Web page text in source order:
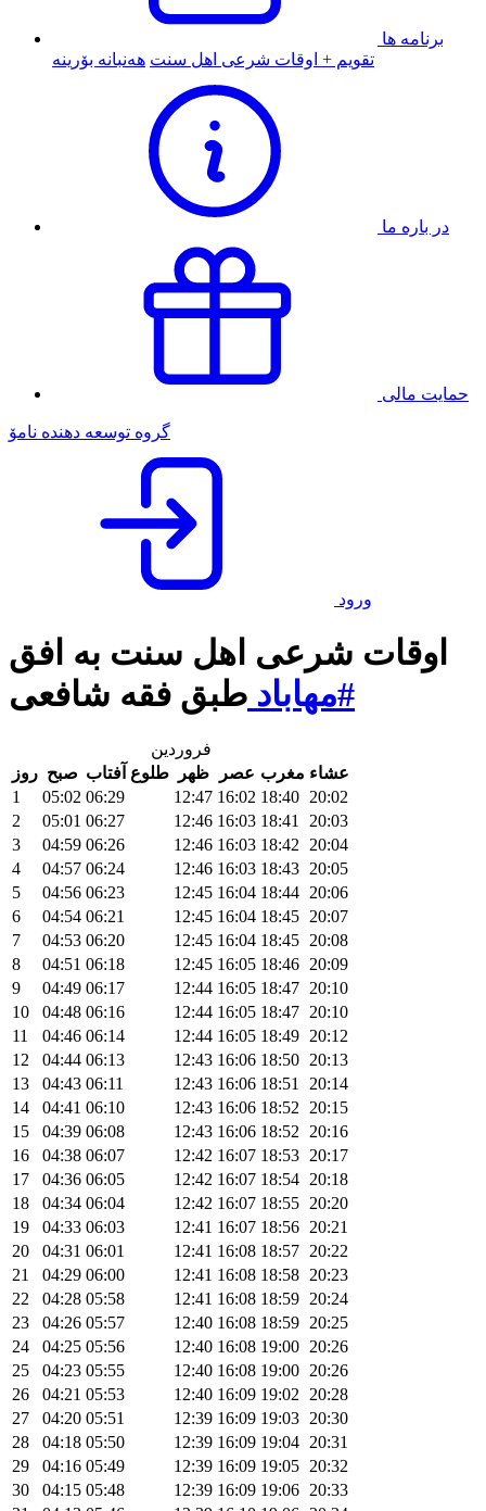
برنامه ها
تقویم + اوقات شرعی اهل سنت هەنبانە بۆرینە
در باره ما
حمایت مالی
گروه توسعه دهنده نامۆ
ورود
اوقات شرعی اهل سنت به افق
#مهاباد طبق فقه شافعی
فروردین
روز صبح طلوع آفتاب ظهر عصر مغرب عشاء
1
05:02 06:29 12:47 16:02 18:40 20:02
2
05:01 06:27 12:46 16:03 18:41
20:03
3
04:59 06:26 12:46 16:03 18:42
20:04
4
04:57 06:24 12:46 16:03 18:43 20:05
5
04:56 06:23 12:45 16:04 18:44 20:06
6
04:54 06:21 12:45 16:04 18:45 20:07
7
04:53 06:20 12:45 16:04 18:45 20:08
8
04:51 06:18 12:45 16:05 18:46 20:09
9
04:49 06:17 12:44 16:05 18:47 20:10
10
04:48 06:16 12:44 16:05 18:47 20:10
11
04:46 06:14 12:44 16:05 18:49 20:12
12
04:44 06:13 12:43 16:06 18:50 20:13
13
04:43 06:11 12:43 16:06 18:51
20:14
14
04:41 06:10 12:43 16:06 18:52
20:15
15
04:39 06:08 12:43 16:06 18:52
20:16
16
04:38 06:07 12:42 16:07 18:53 20:17
17
04:36 06:05 12:42 16:07 18:54 20:18
18
04:34 06:04 12:42 16:07 18:55 20:20
19
04:33 06:03 12:41 16:07 18:56 20:21
20
04:31 06:01 12:41 16:08 18:57 20:22
21
04:29 06:00 12:41 16:08 18:58 20:23
22
04:28 05:58 12:41 16:08 18:59 20:24
23
04:26 05:57 12:40 16:08 18:59 20:25
24
04:25 05:56 12:40 16:08 19:00 20:26
25
04:23 05:55 12:40 16:08 19:00 20:26
26
04:21 05:53 12:40 16:09 19:02
20:28
27
04:20 05:51 12:39 16:09 19:03 20:30
28
04:18 05:50 12:39 16:09 19:04 20:31
29
04:16 05:49 12:39 16:09 19:05 20:32
30
04:15 05:48 12:39 16:09 19:06 20:33